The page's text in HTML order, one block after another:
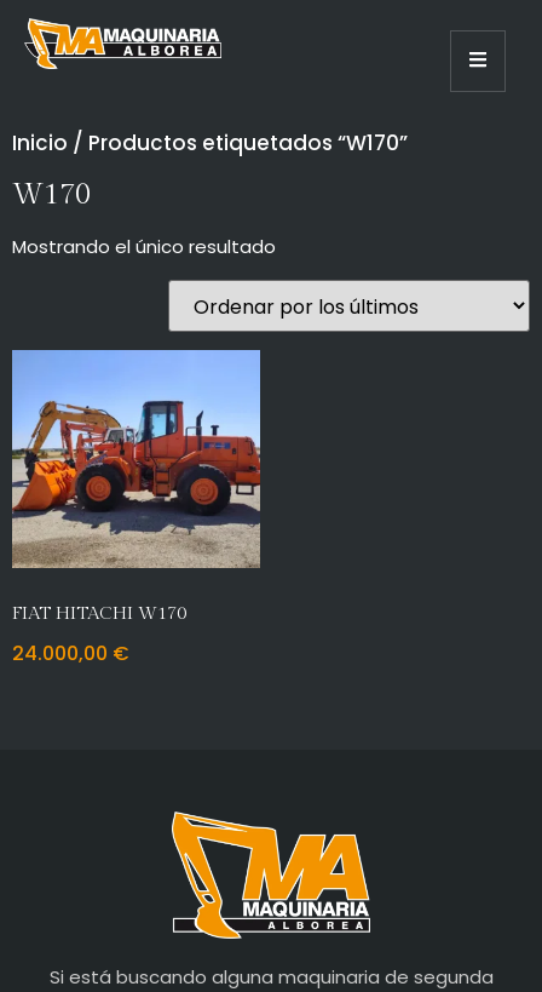
Inicio / Productos etiquetados “W170”
W170
Mostrando el único resultado
FIAT HITACHI W170
24.000,00 €
Si está buscando alguna maquinaria de segunda